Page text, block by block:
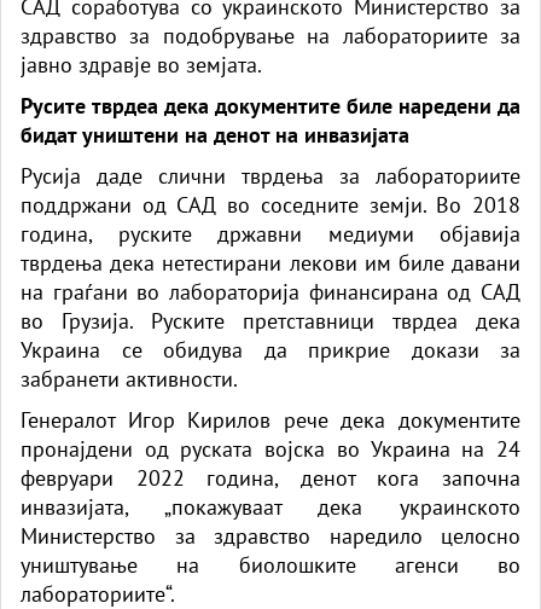
САД соработува со украинското Министерство за
здравство за подобрување на лабораториите за
јавно здравје во земјата.
Русите тврдеа дека документите биле наредени да
бидат уништени на денот на инвазијата
Русија даде слични тврдења за лабораториите
поддржани од САД во соседните земји. Во 2018
година, руските државни медиуми објавија
тврдења дека нетестирани лекови им биле давани
на граѓани во лабораторија финансирана од САД
во Грузија. Руските претставници тврдеа дека
Украина се обидува да прикрие докази за
забранети активности.
Генералот Игор Кирилов рече дека документите
пронајдени од руската војска во Украина на 24
февруари 2022 година, денот кога започна
инвазијата, „покажуваат дека украинското
Министерство за здравство наредило целосно
уништување на биолошките агенси во
лабораториите“.